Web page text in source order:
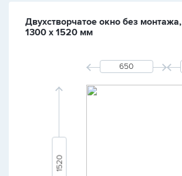
Двухстворчатое окно без монтажа,
1300 х 1520 мм